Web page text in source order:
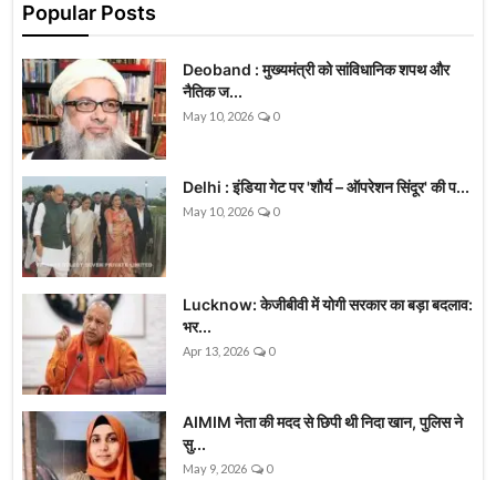
Popular Posts
Deoband : मुख्यमंत्री को सांविधानिक शपथ और
नैतिक ज...
May 10, 2026 0
Delhi : इंडिया गेट पर 'शौर्य – ऑपरेशन सिंदूर' की प...
May 10, 2026 0
Lucknow: केजीबीवी में योगी सरकार का बड़ा बदलाव:
भर...
Apr 13, 2026 0
AIMIM नेता की मदद से छिपी थी निदा खान, पुलिस ने
सु...
May 9, 2026 0